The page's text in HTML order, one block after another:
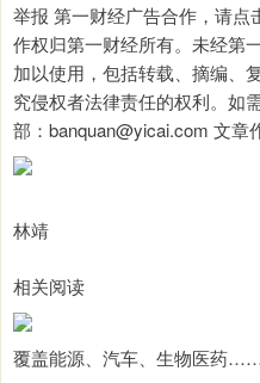
举报 第一财经广告合作，请
作权归第一财经所有。未经第
加以使用，包括转载、摘编、
究侵权者法律责任的权利。如
部：banquan@yicai.com 文章
林靖
相关阅读
覆盖能源、汽车、生物医药